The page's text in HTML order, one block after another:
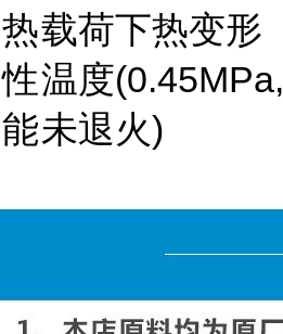
热
性
能
载荷下热变形
温度(0.45MPa,
未退火)